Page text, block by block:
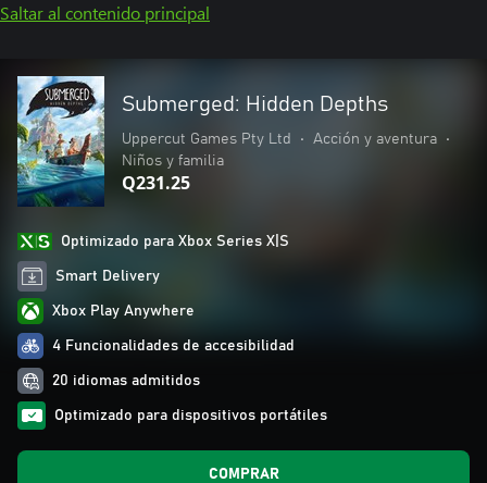
Saltar al contenido principal
Submerged: Hidden Depths
Uppercut Games Pty Ltd • Acción y aventura
•
Niños y familia
Q231.25
Optimizado para Xbox Series X|S
Smart Delivery
Xbox Play Anywhere
4 Funcionalidades de accesibilidad
20 idiomas admitidos
Optimizado para dispositivos portátiles
COMPRAR